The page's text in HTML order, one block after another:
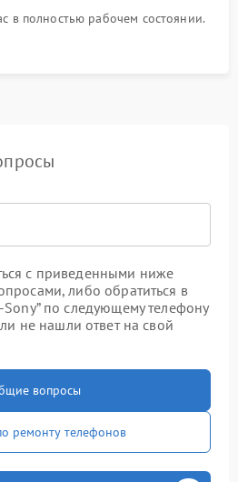
в полностью рабочем состоянии.
с приведенными ниже
либо обратиться в
по следующему телефону
не нашли ответ на свой
вопросы
ремонту телефонов